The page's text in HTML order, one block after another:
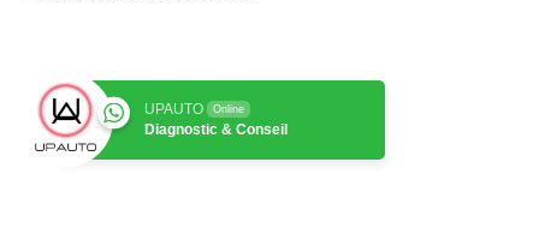
UPAUTO Online
Diagnostic & Conseil